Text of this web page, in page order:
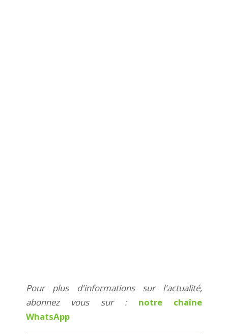
Pour plus d'informations sur l'actualité,
abonnez vous sur : notre chaîne
WhatsApp